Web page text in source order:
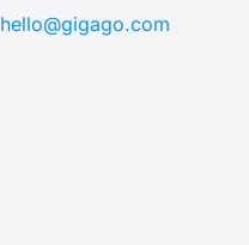
hello@gigago.com